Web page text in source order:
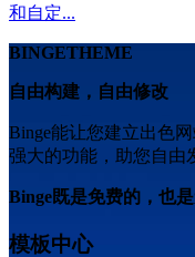
和自定...
BINGETHEME
自由构建，自由修改
Binge能让您建立出色
强大的功能，助您自由
Binge既是免费的，也是
模板中心